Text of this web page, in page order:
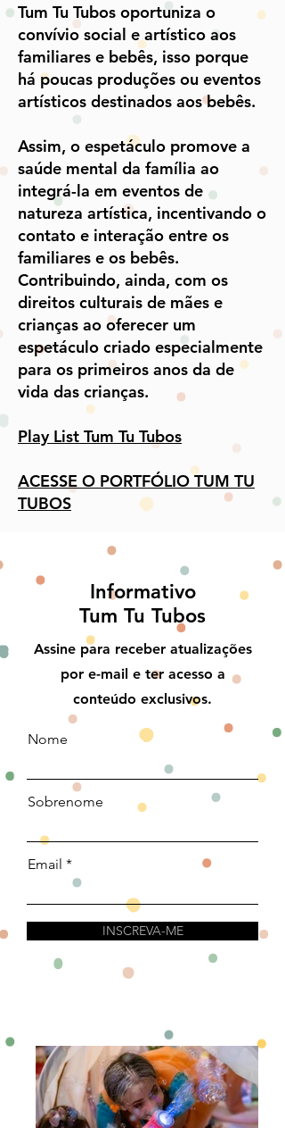
Tum Tu Tubos oportuniza o
convívio social e artístico aos
familiares e bebês, isso porque
há poucas produções ou eventos
artísticos destinados aos bebês.
Assim, o espetáculo promove a
saúde mental da família ao
integrá-la em eventos de
natureza artística, incentivando o
contato e interação entre os
familiares e os bebês.
Contribuindo, ainda, com os
direitos culturais de mães e
crianças ao oferecer um
espetáculo criado especialmente
para os primeiros anos da de
vida das crianças.
Play List Tum Tu Tubos
ACESSE O PORTFÓLIO TUM TU
TUBOS
Informativo
Tum Tu Tubos
Assine para receber atualizações
por e-mail e ter acesso a
conteúdo exclusivos.
Nome
Sobrenome
Email
INSCREVA-ME